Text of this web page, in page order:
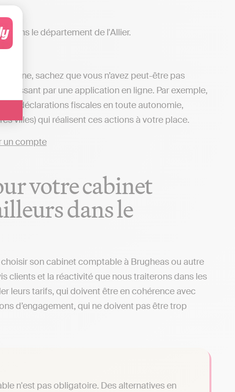
vos Options
dans le département de l'Allier.
ligne, sachez que vous n’avez peut-être pas
passant par une application en ligne. Par exemple,
déclarations fiscales en toute autonomie,
villes) qui réalisent ces actions à votre place.
votre cabinet
dans le
son cabinet comptable à Brugheas ou autre
clients et la réactivité que nous traiterons dans les
leurs tarifs, qui doivent être en cohérence avec
d’engagement, qui ne doivent pas être trop
n'est pas obligatoire. Des alternatives en